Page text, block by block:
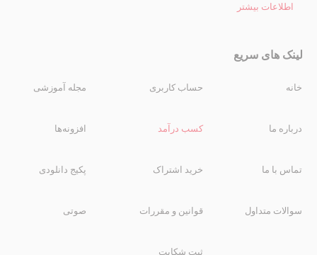
اطلاعات بیشتر
لینک های سریع
خانه
درباره ما
تماس با ما
سوالات متداول
حساب کاربری
کسب درآمد
خرید اشتراک
قوانین و مقررات
ثبت شکایت
مجله آموزشی
افزونه‌ها
پکیج دانلودی
صوتی